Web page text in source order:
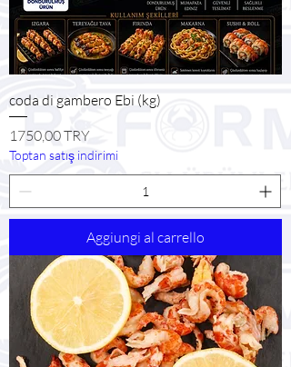
coda di gambero Ebi (kg)
Prezzo
1750,00 TRY
Toptan satış indirimi
Aggiungi al carrello